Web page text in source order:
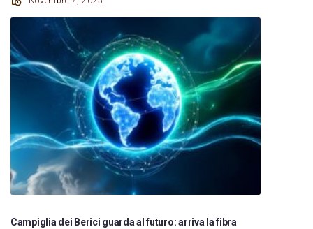
Campiglia dei Berici guarda al futuro: arriva la fibra